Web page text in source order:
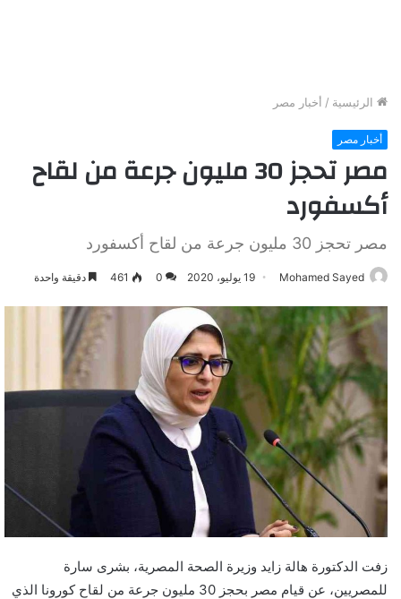
الرئيسية / أخبار مصر
أخبار مصر
مصر تحجز 30 مليون جرعة من لقاح
أكسفورد
مصر تحجز 30 مليون جرعة من لقاح أكسفورد
Mohamed Sayed 19 يوليو، 2020 0
461 دقيقة واحدة
زفت الدكتورة هالة زايد وزيرة الصحة المصرية، بشرى سارة
للمصريين، عن قيام مصر بحجز 30 مليون جرعة من لقاح كورونا الذي